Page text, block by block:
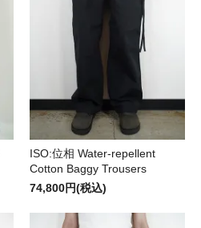
ISO:位相 Water-repellent
Cotton Baggy Trousers
74,800円(税込)